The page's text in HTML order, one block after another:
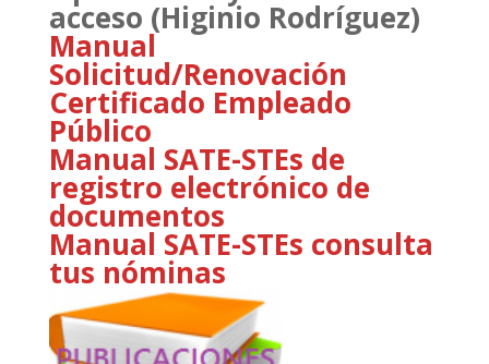
acceso (Higinio Rodríguez)
Manual
Solicitud/Renovación
Certificado Empleado
Público
Manual SATE-STEs de
registro electrónico de
documentos
Manual SATE-STEs consulta
tus nóminas